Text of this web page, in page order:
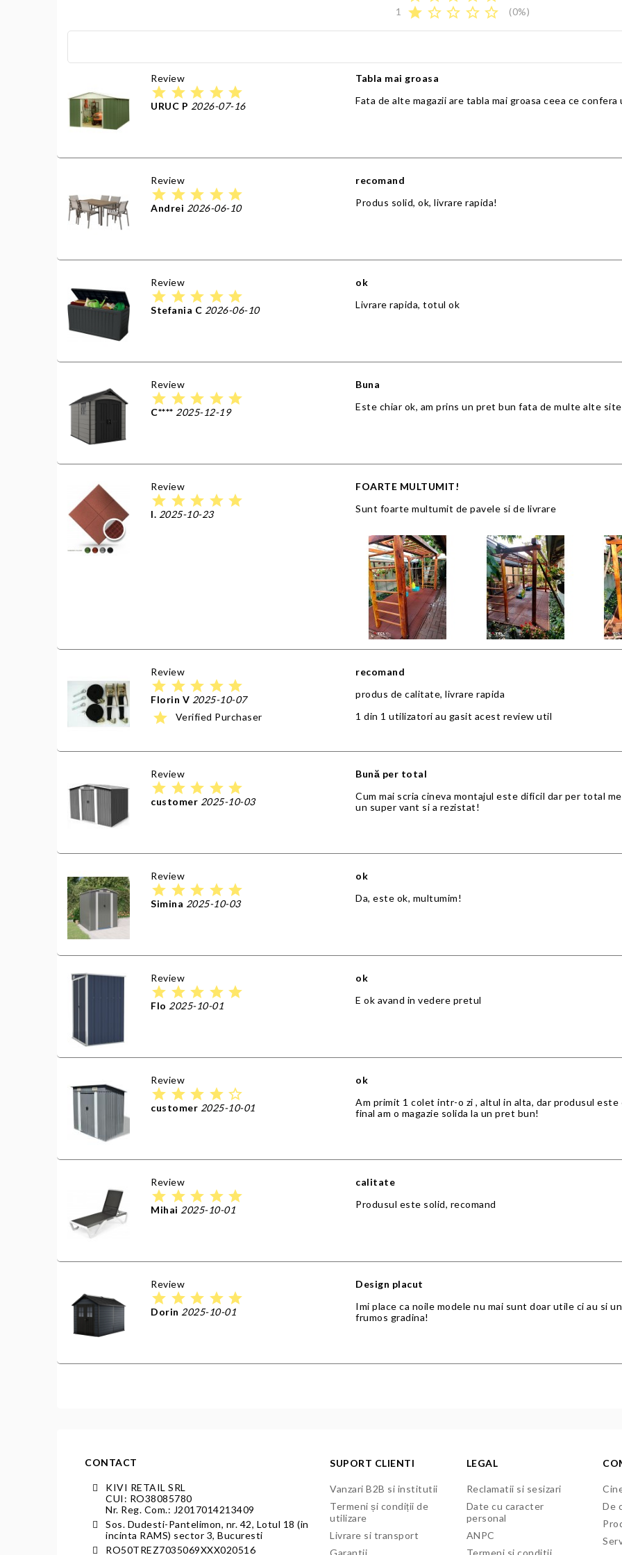
1
star star_border star_border star_border star_border (0%)
Review
star star star star star
URUC P 2026-07-16
Tabla mai groasa
Fata de alte magazii are tabla mai groasa ceea ce
Review
star star star star star
Andrei 2026-06-10
recomand
Produs solid, ok, livrare rapida!
Review
star star star star star
Stefania C 2026-06-10
ok
Livrare rapida, totul ok
Review
star star star star star
C**** 2025-12-19
Buna
Este chiar ok, am prins un pret bun fata de multe alte
Review
star star star star star
I. 2025-10-23
FOARTE MULTUMIT!
Sunt foarte multumit de pavele si de livrare
Review
star star star star star
Florin V 2025-10-07
star Verified Purchaser
recomand
produs de calitate, livrare rapida
1 din 1 utilizatori au gasit acest review util
Review
star star star star star
customer 2025-10-03
Bună per total
Cum mai scria cineva montajul este dificil dar per total
un super vant si a rezistat!
Review
star star star star star
Simina 2025-10-03
ok
Da, este ok, multumim!
Review
star star star star star
Flo 2025-10-01
ok
E ok avand in vedere pretul
Review
star star star star star_border
customer 2025-10-01
ok
Am primit 1 colet intr-o zi , altul in alta, dar produsul
final am o magazie solida la un pret bun!
Review
star star star star star
Mihai 2025-10-01
calitate
Produsul este solid, recomand
Review
star star star star star
Dorin 2025-10-01
Design placut
Imi place ca noile modele nu mai sunt doar utile ci au si
frumos gradina!
CONTACT
KIVI RETAIL SRL
CUI: RO38085780
Nr. Reg. Com.: J2017014213409
Sos. Dudesti-Pantelimon, nr. 42, Lotul 18 (in
incinta RAMS) sector 3, Bucuresti
RO50TREZ7035069XXX020516
SUPORT CLIENTI
Vanzari B2B si institutii
Termeni și condiții de
utilizare
Livrare si transport
Garantii
LEGAL
Reclamatii si sesizari
Date cu caracter
personal
ANPC
Termeni si conditii
De